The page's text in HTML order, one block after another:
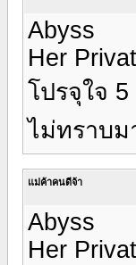
Abyss
Her
โปรจุใจ
ไม่ทราบม
แม่ค้าคนดีจ้า
Abyss
Her